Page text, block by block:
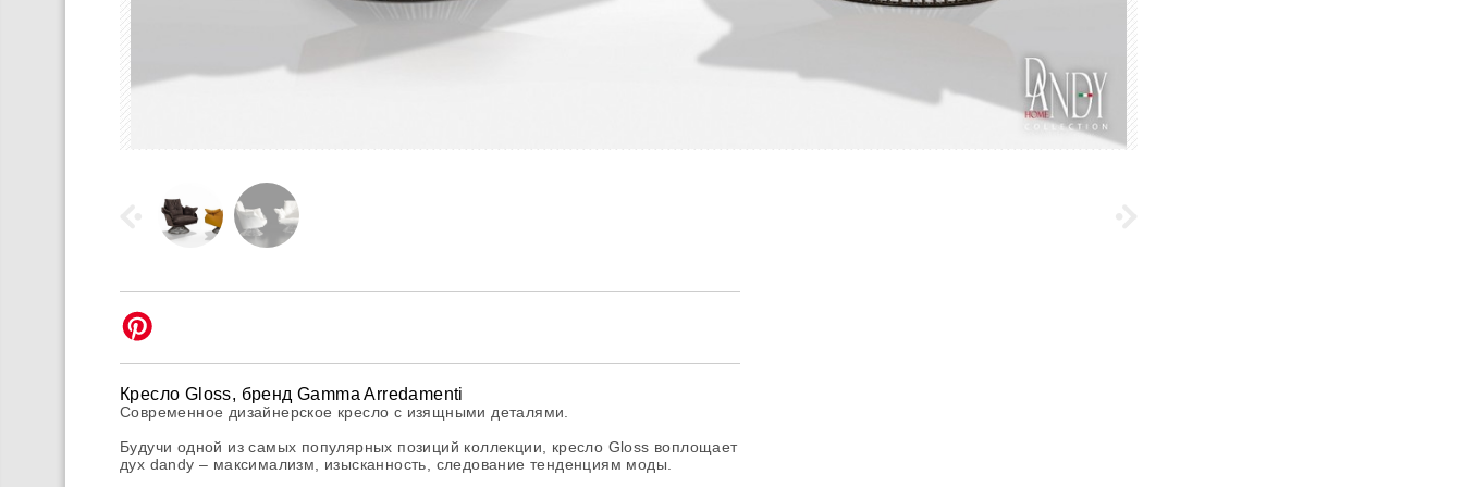
Кресло Gloss, бренд Gamma Arredamenti
Современное дизайнерское кресло с изящными деталями.
Будучи одной из самых популярных позиций коллекции, кресло Gloss воплощает
дух dandy – максимализм, изысканность, следование тенденциям моды.